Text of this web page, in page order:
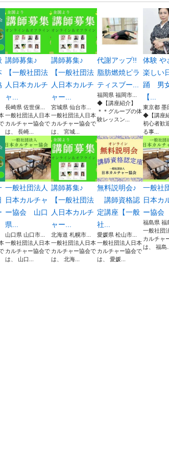
講師募集♪
【一般社団法
人日本カルチ
ャ...
長崎県 佐世保...
一般社団法人日本
カルチャー協会で
は、 長崎...
講師募集♪
【一般社団法
人日本カルチ
ャー...
宮城県 仙台市...
一般社団法人日本
カルチャー協会で
は、 宮城...
代謝アップ!!
脂肪燃焼ピラ
ティスブー...
福岡県 福岡市...
◆【講座紹介】
＊＊グループの体
験レッスン...
体験 や
楽しい
踊 男
【...
東京都 墨
◆【講座
初心者歓
る事...
一般社団法人
日本カルチャ
ー協会 山口
県...
山口県 山口市...
一般社団法人日本
カルチャー協会で
は、 山口...
講師募集♪
【一般社団法
人日本カルチ
ャー...
北海道 札幌市...
一般社団法人日本
カルチャー協会で
は、 北海...
無料説明会♪
講師資格認
定講座【一般
社...
愛媛県 松山市...
一般社団法人日本
カルチャー協会で
は、 愛媛...
一般社
日本カ
ー協会
福島県 福
一般社団
カルチャ
は、 福島...